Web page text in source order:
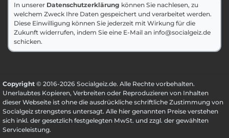
In unserer Datenschutzerklärung können Sie nachlesen, zu
welchem Zweck Ihre Daten gespeichert und verarbeitet werden.
Diese Einwilligung können Sie jederzeit mit Wirkung für die
Zukunft widerrufen, indem Sie eine E-Mail an info@socialgeiz.de
schicken.
Copyright © 2016-2026 Socialgeiz.de. Alle Rechte vorbehalten.
Unerlaubtes Kopieren, Verbreiten oder Reproduzieren von Inhalten
dieser Webseite ist ohne die ausdrückliche schriftliche Zustimmung von
Socialgeiz strengstens untersagt. Alle hier genannten Preise verstehen
sich inkl. der gesetzlich festgelegten MwSt. und zzgl. der gewählten
Serviceleistung.